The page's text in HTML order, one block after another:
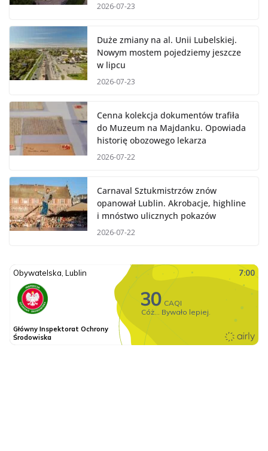
2026-07-23
Duże zmiany na al. Unii Lubelskiej.
Nowym mostem pojedziemy jeszcze
w lipcu
2026-07-23
Cenna kolekcja dokumentów trafiła
do Muzeum na Majdanku. Opowiada
historię obozowego lekarza
2026-07-22
Carnaval Sztukmistrzów znów
opanował Lublin. Akrobacje, highline
i mnóstwo ulicznych pokazów
2026-07-22